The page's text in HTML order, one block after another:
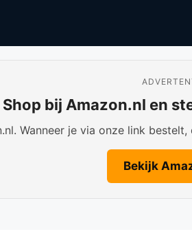
Shop bij Amazon.nl en
Wanneer je via onze link
Bekijk